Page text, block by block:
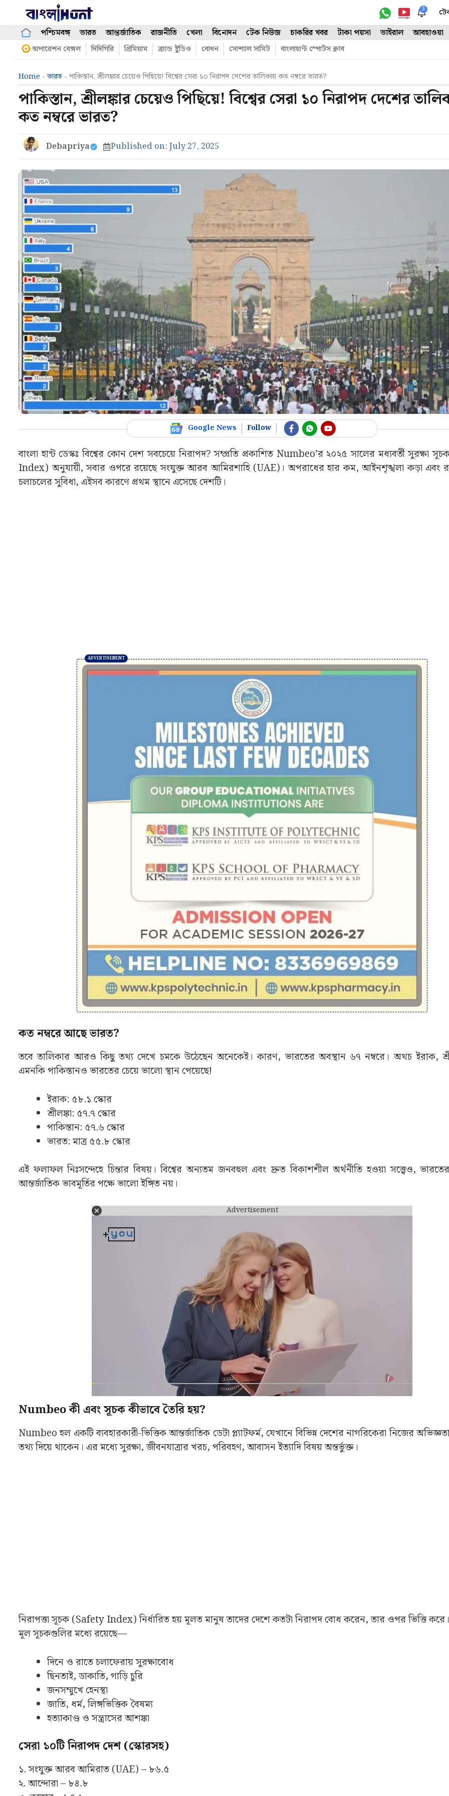
content
3
পশ্চিমবঙ্গ ভারত আন্তর্জাতিক রাজনীতি খেলা বিনোদন টেক নিউজ চাকরির খবর টাকা পয়সা ভাইরাল আবহাওয়া
অপারেশন বেঙ্গল দিদিগিরি প্রিমিয়াম ব্র্যান্ড ষ্টুডিও বোধন সোশ্যাল সামিট বাংলাহান্ট স্পোর্টস ক্লাব
Home -ভারত - পাকিস্তান, শ্রীলঙ্কার চেয়েও পিছিয়ে! বিশ্বের সেরা ১০ নিরাপদ দেশের তালিকায় কত নম্বরে ভারত?
পাকিস্তান, শ্রীলঙ্কার চেয়েও পিছিয়ে! বিশ্বের সেরা ১০ নিরাপদ দেশের
কত নম্বরে ভারত?
Debapriya Published on: July 27, 2025
Google News Follow
বাংলা হান্ট ডেস্কঃ বিশ্বের কোন দেশ সবচেয়ে নিরাপদ? সম্প্রতি প্রকাশিত Numbeo’র ২০২৫ সালের মধ্যবর্তী সুরক্ষা
Index) অনুযায়ী, সবার ওপরে রয়েছে সংযুক্ত আরব আমিরশাহি (UAE)। অপরাধের হার কম, আইনশৃঙ্খলা কড়া এবং
চলাচলের সুবিধা, এইসব কারণে প্রথম স্থানে এসেছে দেশটি।
কত নম্বরে আছে ভারত?
তবে তালিকার আরও কিছু তথ্য দেখে চমকে উঠেছেন অনেকেই। কারণ, ভারতের অবস্থান ৬৭ নম্বরে। অথচ ইরাক,
এমনকি পাকিস্তানও ভারতের চেয়ে ভালো স্থান পেয়েছে!
ইরাক: ৫৮.১ স্কোর
শ্রীলঙ্কা: ৫৭.৭ স্কোর
পাকিস্তান: ৫৭.৬ স্কোর
ভারত: মাত্র ৫৫.৮ স্কোর
এই ফলাফল নিঃসন্দেহে চিন্তার বিষয়। বিশ্বের অন্যতম জনবহুল এবং দ্রুত বিকাশশীল অর্থনীতি হওয়া সত্ত্বেও,
আন্তর্জাতিক ভাবমূর্তির পক্ষে ভালো ইঙ্গিত নয়।
Advertisement
Numbeo কী এবং সূচক কীভাবে তৈরি হয়?
Numbeo হল একটি ব্যবহারকারী-ভিত্তিক আন্তর্জাতিক ডেটা প্ল্যাটফর্ম, যেখানে বিভিন্ন দেশের নাগরিকেরা নিজের
তথ্য দিয়ে থাকেন। এর মধ্যে সুরক্ষা, জীবনযাত্রার খরচ, পরিবহণ, আবাসন ইত্যাদি বিষয় অন্তর্ভুক্ত।
নিরাপত্তা সূচক (Safety Index) নির্ধারিত হয় মূলত মানুষ তাদের দেশে কতটা নিরাপদ বোধ করেন, তার ওপর ভিত্তি করে।
মূল সূচকগুলির মধ্যে রয়েছে—
দিনে ও রাতে চলাফেরায় সুরক্ষাবোধ
ছিনতাই, ডাকাতি, গাড়ি চুরি
জনসম্মুখে হেনস্থা
জাতি, ধর্ম, লিঙ্গভিত্তিক বৈষম্য
হত্যাকাণ্ড ও সন্ত্রাসের আশঙ্কা
সেরা ১০টি নিরাপদ দেশ (স্কোরসহ)
১. সংযুক্ত আরব আমিরাত (UAE) – ৮৬.৫
২. আন্দোরা – ৮৪.৮